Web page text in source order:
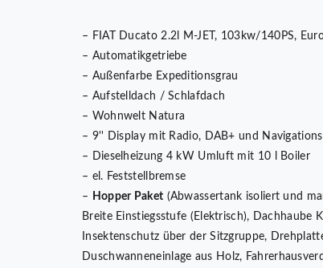
– FIAT Ducato 2.2l M-JET, 103kw/140PS,
– Automatikgetriebe
– Außenfarbe Expeditionsgrau
– Aufstelldach / Schlafdach
– Wohnwelt Natura
– 9'' Display mit Radio, DAB+ und
– Dieselheizung 4 kW Umluft mit 10 l Boiler
– el. Feststellbremse
–
Hopper Paket (Abwassertank isoliert und
Breite Einstiegsstufe (Elektrisch), Dachhaube
Insektenschutz über der Sitzgruppe,
Duschwanneneinlage aus Holz,